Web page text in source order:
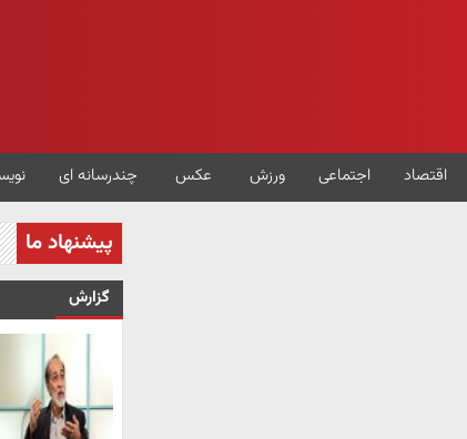
اقتصاد اجتماعی ورزش عکس چندرسانه ای
پیشنهاد ما
گزارش